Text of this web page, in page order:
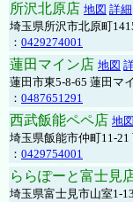
所沢北原店 地図 詳細
埼玉県所沢市北原町
： 0429274001
蓮田マイン店 地図
蓮田市東5-8-65 蓮田マ
： 0487651291
西武飯能ペペ店 地図
埼玉県飯能市仲町11-
： 0429754001
ららぽーと富士見
埼玉県富士見市山室1-